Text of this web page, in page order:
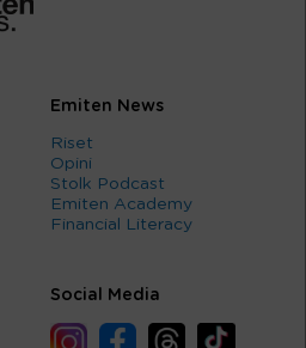
Emiten News
Riset
Opini
Stolk Podcast
Emiten Academy
Financial Literacy
Social Media